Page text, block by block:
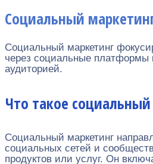
Социальный
Социальный маркетинг
через социальные платформы
аудиторией.
Что такое
Социальный маркетинг
социальных сетей и
продуктов или услуг. Он